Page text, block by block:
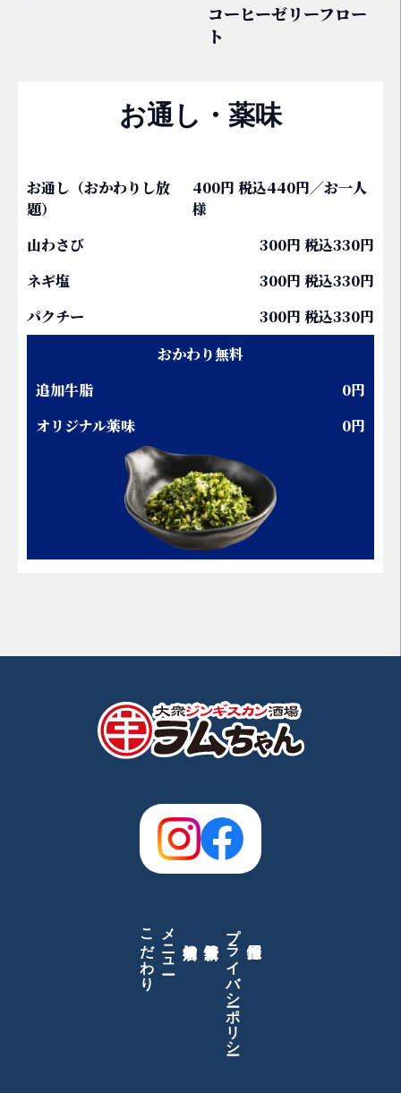
コーヒーゼリーフロー
ト
お通し・薬味
お通し（おかわりし放
題）
400円 税込440円／お一人
様
山わさび
300円 税込330円
ネギ塩
300円 税込330円
パクチー
300円 税込330円
おかわり無料
追加牛脂
0円
オリジナル薬味
0円
こだわりメニュー プライバシーポリシー